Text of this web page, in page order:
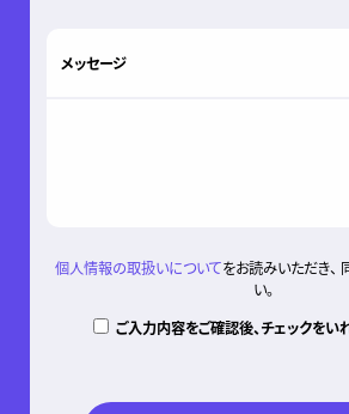
メッセージ
個人情報の取扱いについてをお読みいただき、
い。
ご入力内容をご確認後、チェックをい